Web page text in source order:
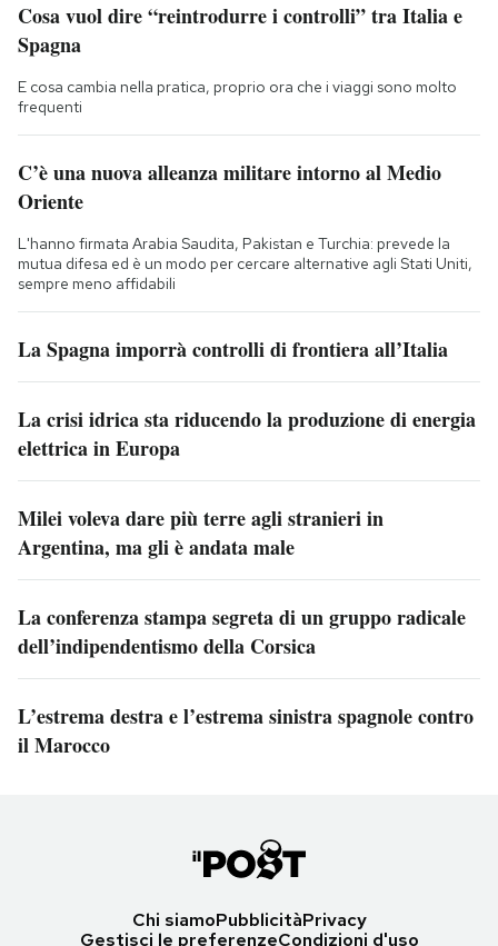
Cosa vuol dire “reintrodurre i controlli” tra Italia e
Spagna
E cosa cambia nella pratica, proprio ora che i viaggi sono molto
frequenti
C’è una nuova alleanza militare intorno al Medio
Oriente
L'hanno firmata Arabia Saudita, Pakistan e Turchia: prevede la
mutua difesa ed è un modo per cercare alternative agli Stati Uniti,
sempre meno affidabili
La Spagna imporrà controlli di frontiera all’Italia
La crisi idrica sta riducendo la produzione di energia
elettrica in Europa
Milei voleva dare più terre agli stranieri in
Argentina, ma gli è andata male
La conferenza stampa segreta di un gruppo radicale
dell’indipendentismo della Corsica
L’estrema destra e l’estrema sinistra spagnole contro
il Marocco
Chi siamoPubblicitàPrivacy
Gestisci le preferenzeCondizioni d'uso